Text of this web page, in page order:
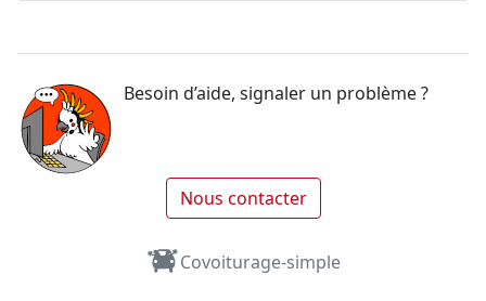
Besoin d’aide, signaler un problème ?
Nous contacter
Covoiturage-simple